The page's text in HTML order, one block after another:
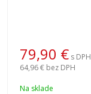
79,90 € s DPH
64,96 € bez DPH
Na sklade